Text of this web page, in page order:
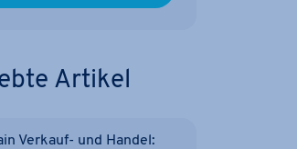
Artikel
Verkauf- und Handel: